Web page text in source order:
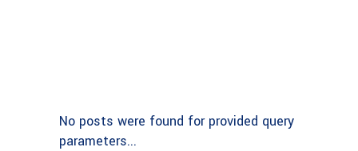
No posts were found for provided query
parameters...